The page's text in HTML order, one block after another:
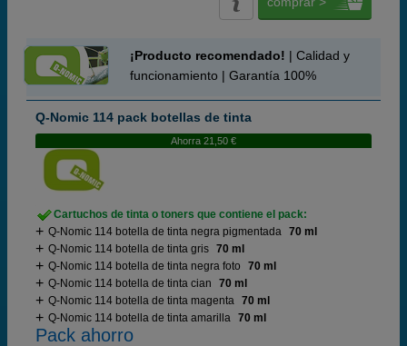
¡Producto recomendado! | Calidad y
funcionamiento | Garantía 100%
Q-Nomic 114 pack botellas de tinta
Ahorra 21,50 €
Cartuchos de tinta o toners que contiene el pack:
Q-Nomic 114 botella de tinta negra pigmentada 70 ml
Q-Nomic 114 botella de tinta gris 70 ml
Q-Nomic 114 botella de tinta negra foto
70 ml
Q-Nomic 114 botella de tinta cian
70 ml
Q-Nomic 114 botella de tinta magenta 70 ml
Q-Nomic 114 botella de tinta amarilla 70 ml
Pack ahorro